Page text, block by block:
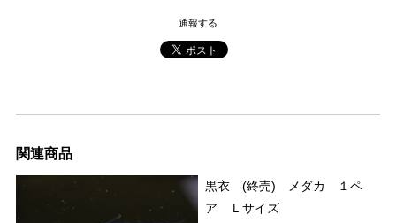
通報する
関連商品
黒衣 (終売) メダカ １ペ
ア Ｌサイズ